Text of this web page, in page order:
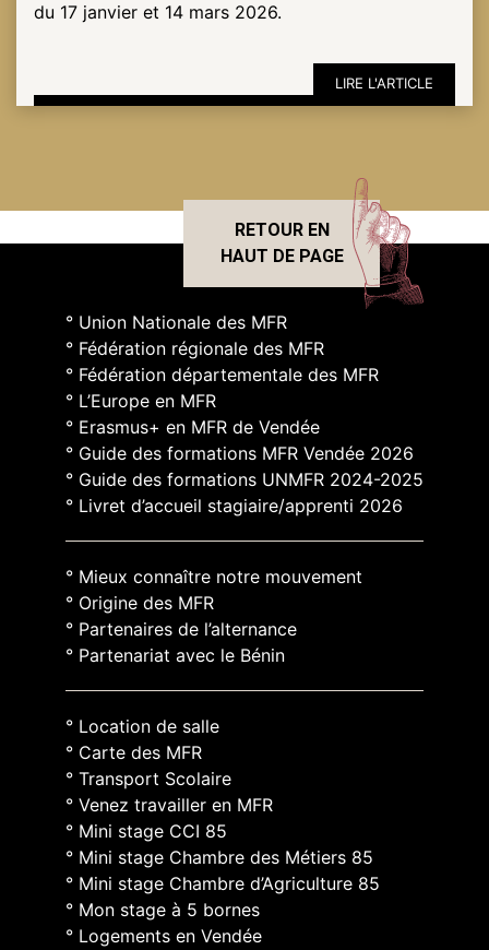
du 17 janvier et 14 mars 2026.
LIRE L'ARTICLE
RETOUR EN
HAUT DE PAGE
° Union Nationale des MFR
° Fédération régionale des MFR
° Fédération départementale des MFR
° L’Europe en MFR
° Erasmus+ en MFR de Vendée
° Guide des formations MFR Vendée 2026
° Guide des formations UNMFR 2024-2025
° Livret d’accueil stagiaire/apprenti 2026
° Mieux connaître notre mouvement
° Origine des MFR
° Partenaires de l’alternance
° Partenariat avec le Bénin
° Location de salle
° Carte des MFR
° Transport Scolaire
° Venez travailler en MFR
° Mini stage CCI 85
° Mini stage Chambre des Métiers 85
° Mini stage Chambre d’Agriculture 85
° Mon stage à 5 bornes
° Logements en Vendée